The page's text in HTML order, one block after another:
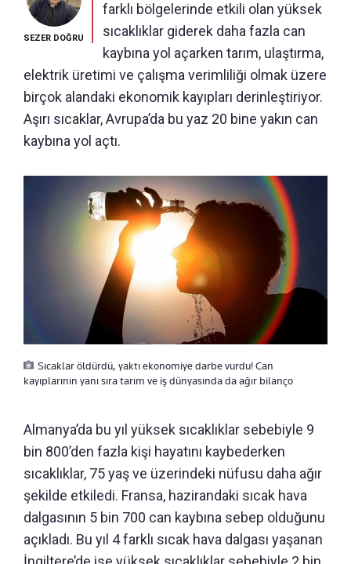
SEZER DOĞRU
farklı bölgelerinde etkili olan yüksek
sıcaklıklar giderek daha fazla can
kaybına yol açarken tarım, ulaştırma,
elektrik üretimi ve çalışma verimliliği olmak üzere
birçok alandaki ekonomik kayıpları derinleştiriyor.
Aşırı sıcaklar, Avrupa’da bu yaz 20 bine yakın can
kaybına yol açtı.
Sıcaklar öldürdü, yaktı ekonomiye darbe vurdu! Can
kayıplarının yanı sıra tarım ve iş dünyasında da ağır bilanço
Almanya’da bu yıl yüksek sıcaklıklar sebebiyle 9
bin 800’den fazla kişi hayatını kaybederken
sıcaklıklar, 75 yaş ve üzerindeki nüfusu daha ağır
şekilde etkiledi. Fransa, hazirandaki sıcak hava
dalgasının 5 bin 700 can kaybına sebep olduğunu
açıkladı. Bu yıl 4 farklı sıcak hava dalgası yaşanan